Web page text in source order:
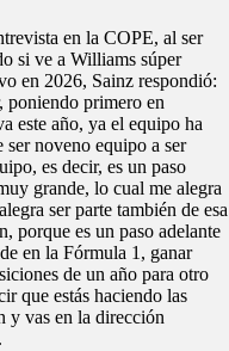
en la COPE, al ser
si ve a Williams súper
en 2026, Sainz respondió:
poniendo primero en
este año, ya el equipo ha
ser noveno equipo a ser
es decir, es un paso
grande, lo cual me alegra
ser parte también de esa
porque es un paso adelante
en la Fórmula 1, ganar
de un año para otro
que estás haciendo las
y vas en la dirección